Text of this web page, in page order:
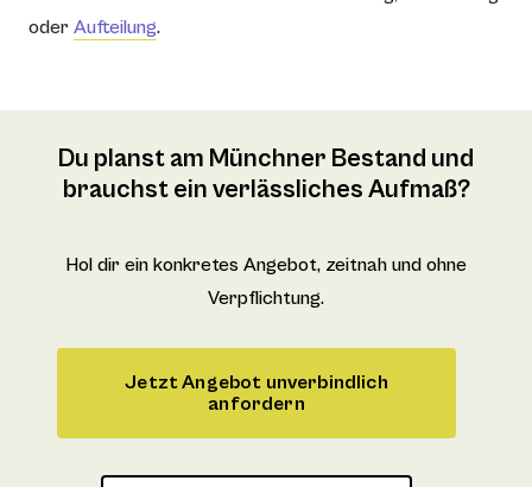
oder Aufteilung.
Du planst am Münchner Bestand und
brauchst ein verlässliches Aufmaß?
Hol dir ein konkretes Angebot, zeitnah und ohne
Verpflichtung.
Jetzt Angebot unverbindlich
anfordern